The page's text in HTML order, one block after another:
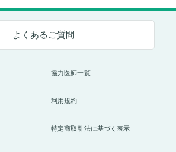
よくあるご質問
協力医師一覧
利用規約
特定商取引法に基づく表示